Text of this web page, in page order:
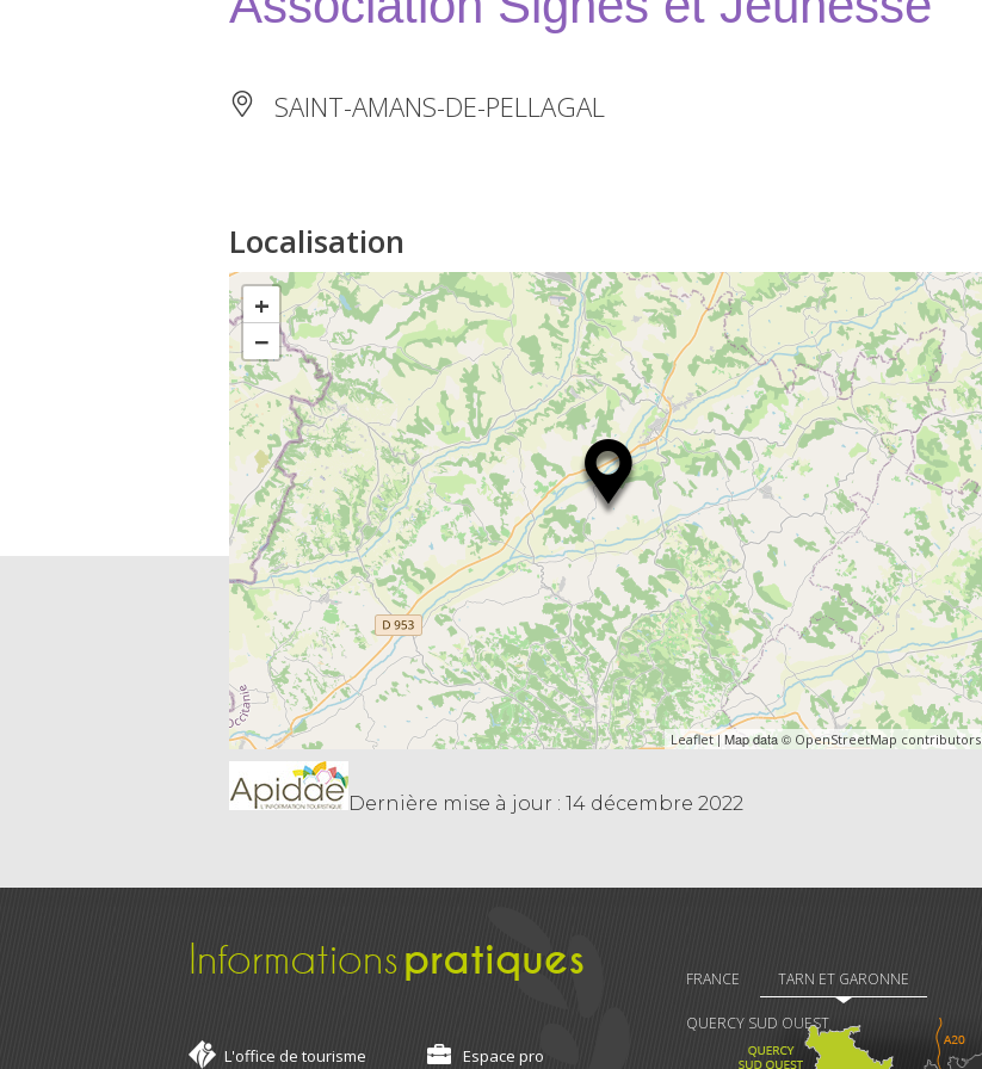
SAINT-AMANS-DE-PELLAGAL
Localisation
+
−
Leaflet| Map data © OpenStreetMap contributors
Dernière mise à jour : 14 décembre 2022
Informationspratiques
L'office de tourisme Espace pro
FRANCE TARN ET GARONNE
QUERCY SUD OUEST